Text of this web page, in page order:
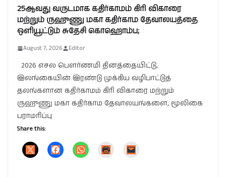
25ஆவது வருடமாக கதிர்காமம் கிரி விகாரை
மற்றும் ருஹுணு மகா கதிர்காம தேவாலயத்தை
ஒளியூட்டும் சுதேசி கொஹொம்ப;
August 7, 2026 Editor
2026 எசல பௌர்ணமி தினத்தையிட்டு,
இலங்கையின் இரண்டு முக்கிய வழிபாட்டுத்
தலங்களான கதிர்காமம் கிரி விகாரை மற்றும்
ருஹுணு மகா கதிர்காம தேவாலயங்களை, மூலிகை
பராமரிப்பு
Share this: